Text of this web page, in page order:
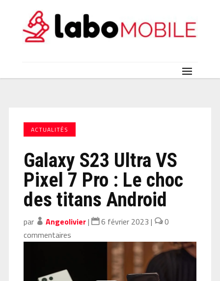
ACTUALITÉS
Galaxy S23 Ultra VS
Pixel 7 Pro : Le choc
des titans Android
par Angeolivier| 6 février 2023 |
0
commentaires